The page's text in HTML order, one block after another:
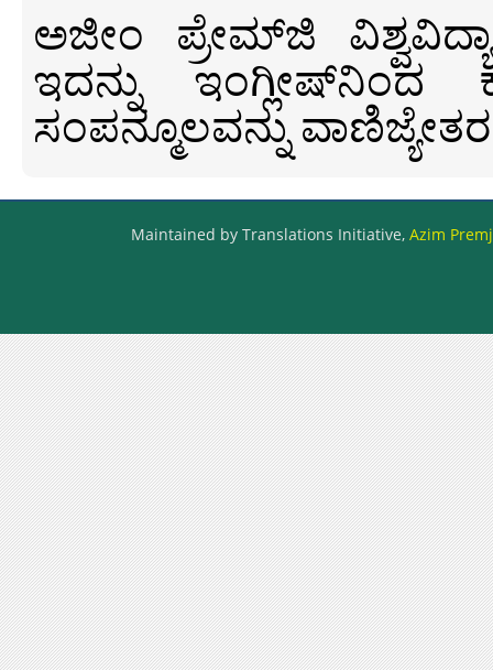
ಅಜೀಂ ಪ್ರೇಮ್‍ಜಿ
ಇದನ್ನು ಇಂಗ್ಲೀಷ್‍ನಿಂದ
ಸಂಪನ್ಮೂಲವನ್ನು
Maintained by Translations Initiative, Azim